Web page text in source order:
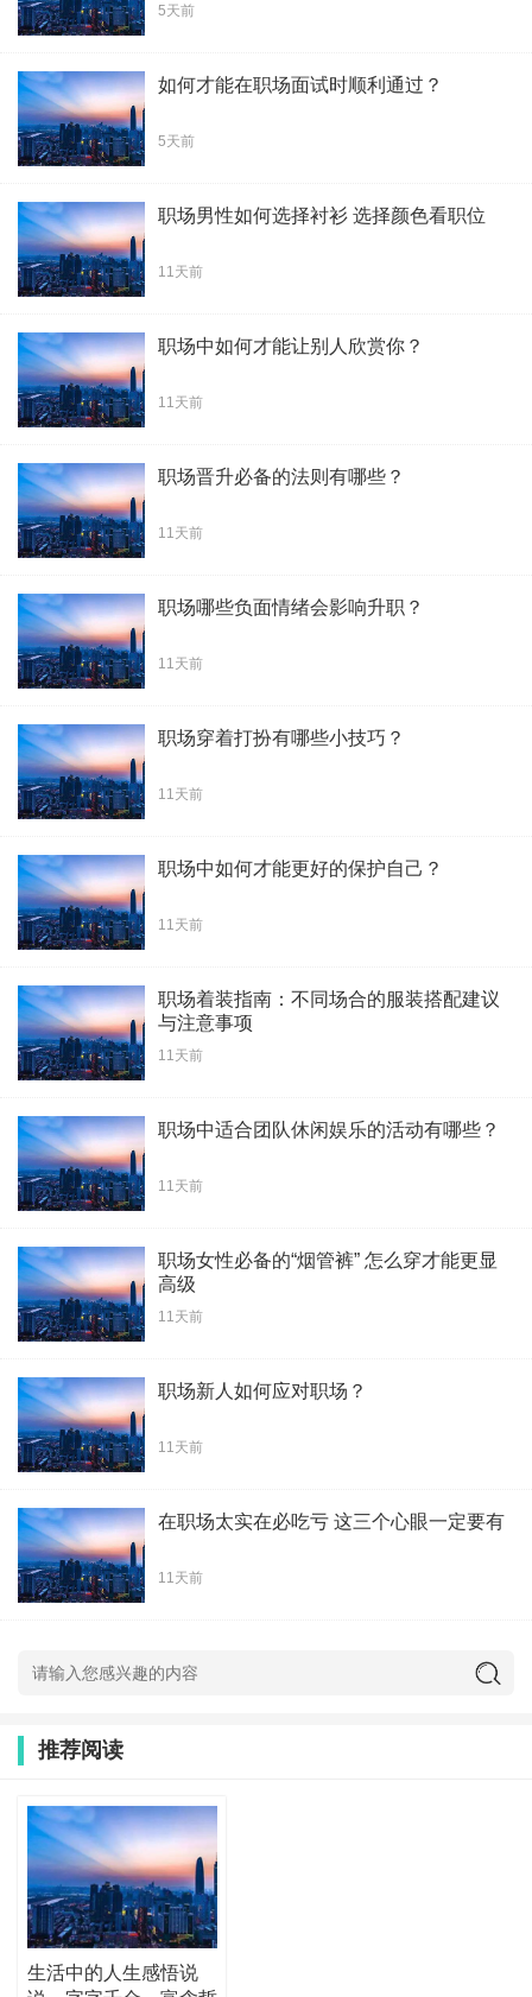
5天前
如何才能在职场面试时顺利通过？
5天前
职场男性如何选择衬衫 选择颜色看职位
11天前
职场中如何才能让别人欣赏你？
11天前
职场晋升必备的法则有哪些？
11天前
职场哪些负面情绪会影响升职？
11天前
职场穿着打扮有哪些小技巧？
11天前
职场中如何才能更好的保护自己？
11天前
职场着装指南：不同场合的服装搭配建议
与注意事项
11天前
职场中适合团队休闲娱乐的活动有哪些？
11天前
职场女性必备的“烟管裤” 怎么穿才能更显
高级
11天前
职场新人如何应对职场？
11天前
在职场太实在必吃亏 这三个心眼一定要有
11天前
推荐阅读
生活中的人生感悟说